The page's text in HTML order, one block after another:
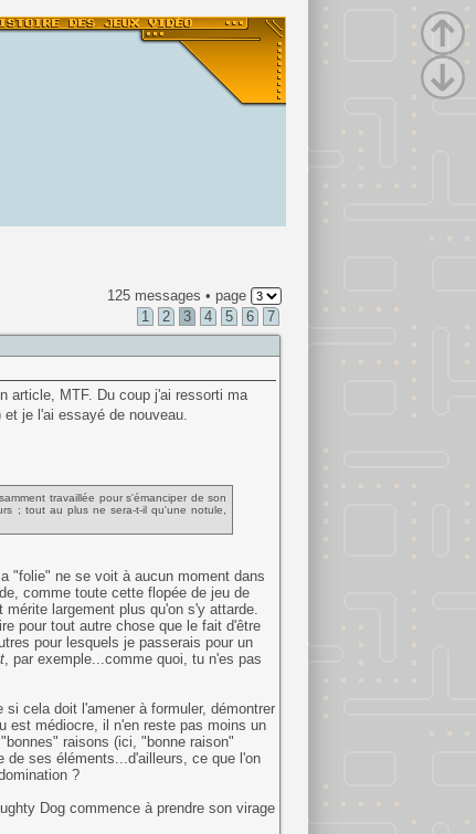
125 messages • page
1
2 3 4 5 6 7
article, MTF. Du coup j'ai ressorti ma
et je l'ai essayé de nouveau.
travaillée pour s'émanciper de son
; tout au plus ne sera-t-il qu'une notule,
"folie" ne se voit à aucun moment dans
comme toute cette flopée de jeu de
largement plus qu'on s'y attarde.
pour tout autre chose que le fait d'être
pour lesquels je passerais pour un
, par exemple...comme quoi, tu n'es pas
cela doit l'amener à formuler, démontrer
est médiocre, il n'en reste pas moins un
raisons (ici, "bonne raison"
de ses éléments...d'ailleurs, ce que l'on
?
Dog commence à prendre son virage